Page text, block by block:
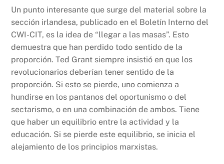
Un punto interesante que surge del material sobre la
sección irlandesa, publicado en el Boletín Interno del
CWI-CIT, es la idea de “llegar a las masas”. Esto
demuestra que han perdido todo sentido de la
proporción. Ted Grant siempre insistió en que los
revolucionarios deberían tener sentido de la
proporción. Si esto se pierde, uno comienza a
hundirse en los pantanos del oportunismo o del
sectarismo, o en una combinación de ambos. Tiene
que haber un equilibrio entre la actividad y la
educación. Si se pierde este equilibrio, se inicia el
alejamiento de los principios marxistas.